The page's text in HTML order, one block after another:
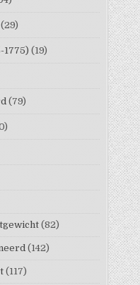
(29)
1775) (19)
(79)
(82)
(142)
(117)